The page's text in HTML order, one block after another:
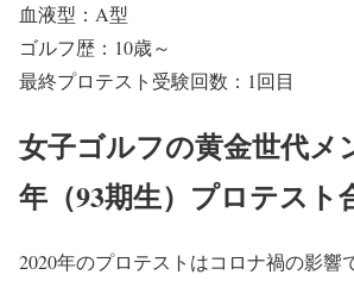
血液型：A型
ゴルフ歴：10歳～
最終プロテスト受験回数：1回目
女子ゴルフの黄金世代メ
年（93期生）プロテスト
2020年のプロテストはコロナ禍の影響